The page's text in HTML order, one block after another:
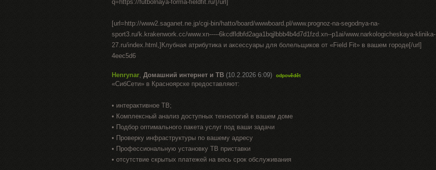
q=https://futbolnaya-forma-fieldfit.ru/[/url]
[url=http://www2.saganet.ne.jp/cgi-bin/hatto/board/wwwboard.pl/www.prognoz-na-segodnya-na-
sport3.ru/k.krakenwork.cc/www.xn-----6kcdfldbfd2aga1bqjlbbb4b4d7d1fzd.xn--p1ai/www.narkologicheskaya-klinika-
27.ru/index.html,]Клубная атрибутика и аксессуары для болельщиков от «Field Fit» в вашем городе[/url]
4eec5d6
Henrynar, Домашний интернет и ТВ (10.2.2026 6:09) odpovědět
«СибСети» в Красноярске предоставляют:
• интерактивное ТВ;
• Комплексный анализ доступных технологий в вашем доме
• Подбор оптимального пакета услуг под ваши задачи
• Проверку инфраструктуры по вашему адресу
• Профессиональную установку ТВ приставки
• отсутствие скрытых платежей на весь срок обслуживания